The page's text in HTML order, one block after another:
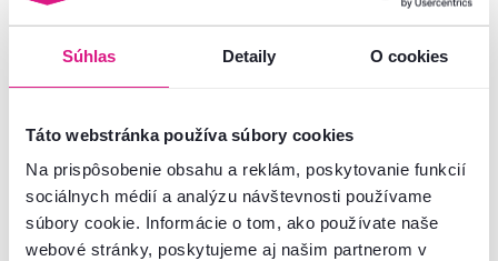
Súhlas Detaily O cookies
Táto webstránka používa súbory cookies
Na prispôsobenie obsahu a reklám, poskytovanie funkcií
sociálnych médií a analýzu návštevnosti používame
súbory cookie. Informácie o tom, ako používate naše
webové stránky, poskytujeme aj našim partnerom v
sivá, 90x200, pravá, AMIS
599 €
2 Prevedenie
Boxspringová posteľ, jednolôžko,
595 €
2 Plocha na spanie (cm), 2 Prevedenie